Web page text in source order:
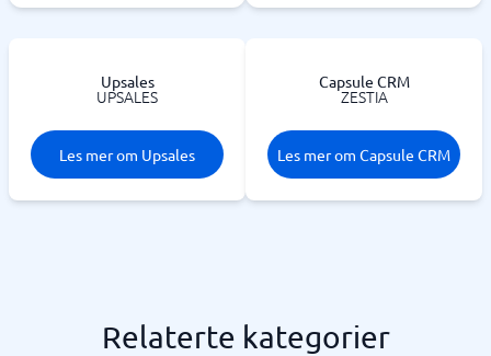
Upsales
UPSALES
Les mer om Upsales
Capsule CRM
ZESTIA
Les mer om Capsule CRM
Relaterte kategorier